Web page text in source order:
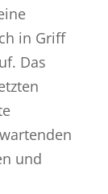
in Griff
Das
und